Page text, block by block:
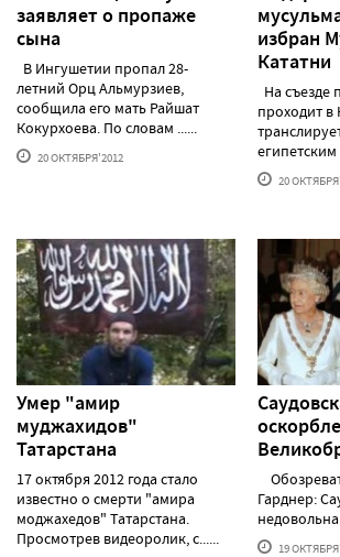
заявляет о пропаже
сына
В Ингушетии пропал 28-
летний Орц Альмурзиев,
сообщила его мать Райшат
Кокурхоева. По словам ......
20 ОКТЯБРЯ'2012
избран
Кататни
На съезде
проходит в
египетским
20
Умер "амир
муджахидов"
Татарстана
17 октября 2012 года стало
известно о смерти "амира
моджахедов" Татарстана.
Просмотрев видеоролик, с......
Гарднер:
19